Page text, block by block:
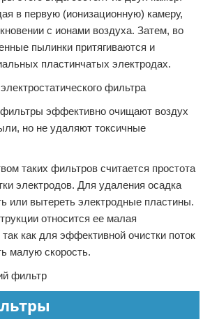
в первую (ионизационную) камеру,
с ионами воздуха. Затем, во
пылинки притягиваются и
пластинчатых электродах.
фильтры эффективно очищают воздух
но не удаляют токсичные
таких фильтров считается простота
электродов. Для удаления осадка
или вытереть электродные пластины.
относится ее малая
как для эффективной очистки поток
малую скорость.